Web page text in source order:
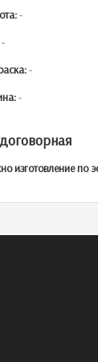
-
-
-
-
изготовление по